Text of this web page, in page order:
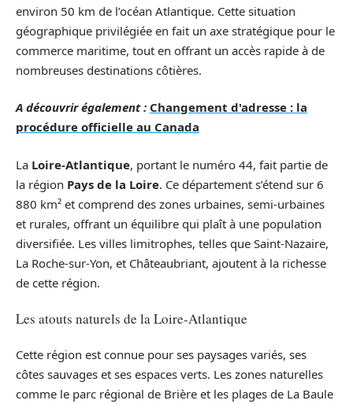
environ 50 km de l’océan Atlantique. Cette situation
géographique privilégiée en fait un axe stratégique pour le
commerce maritime, tout en offrant un accès rapide à de
nombreuses destinations côtières.
A découvrir également : Changement d'adresse : la
procédure officielle au Canada
La Loire-Atlantique, portant le numéro 44, fait partie de
la région Pays de la Loire. Ce département s’étend sur 6
880 km² et comprend des zones urbaines, semi-urbaines
et rurales, offrant un équilibre qui plaît à une population
diversifiée. Les villes limitrophes, telles que Saint-Nazaire,
La Roche-sur-Yon, et Châteaubriant, ajoutent à la richesse
de cette région.
Les atouts naturels de la Loire-Atlantique
Cette région est connue pour ses paysages variés, ses
côtes sauvages et ses espaces verts. Les zones naturelles
comme le parc régional de Brière et les plages de La Baule